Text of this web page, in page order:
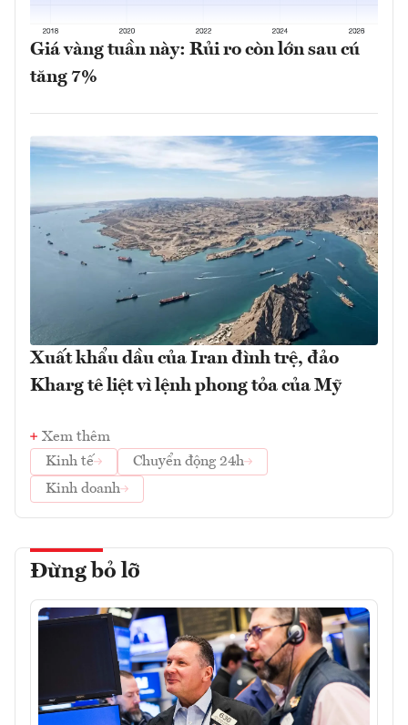
Giá vàng tuần này: Rủi ro còn lớn sau cú
tăng 7%
Xuất khẩu dầu của Iran đình trệ, đảo
Kharg tê liệt vì lệnh phong tỏa của Mỹ
Xem thêm
Kinh tế
Chuyển động 24h
Kinh doanh
Đừng bỏ lỡ